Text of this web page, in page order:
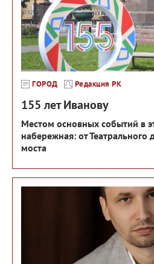
ГОРОД Редакция РК
155 лет Иванову
Местом основных событий в
набережная: от Театрального
моста